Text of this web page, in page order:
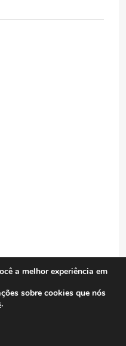
a melhor experiência em
sobre cookies que nós
.